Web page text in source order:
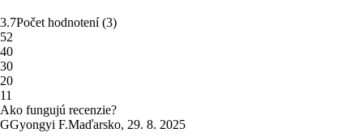
3.7Počet hodnotení(3)
52
40
30
20
11
Ako fungujú recenzie?
GGyongyi F.Maďarsko, 29. 8. 2025